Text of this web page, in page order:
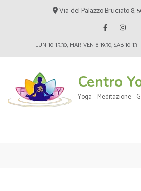
Enter)
Via del Palazzo Bruciato 8,
LUN 10-15.30, MAR-VEN 8-19.30, SAB 10-13
Centro
Yoga - Meditazione -